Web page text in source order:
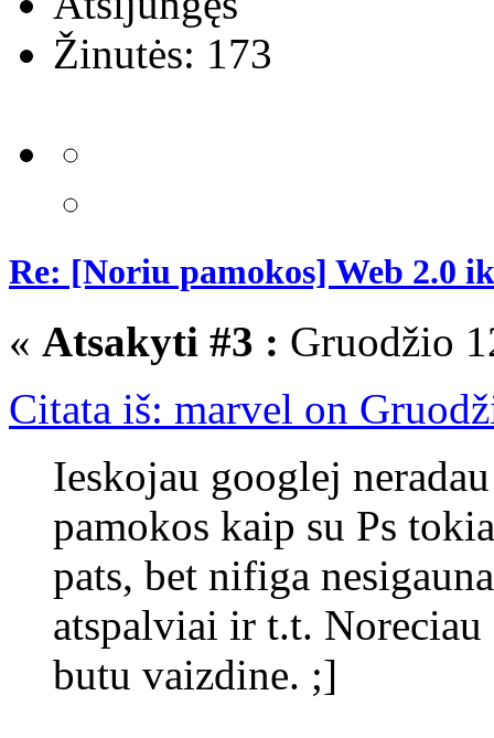
Žinutės: 173
Re: [Noriu pamokos] Web 2.0
« Atsakyti #3 : Gruodžio
Citata iš: marvel on
Ieskojau googlej
pamokos kaip su Ps
pats, bet nifiga
atspalviai ir t.t.
butu vaizdine. ;]